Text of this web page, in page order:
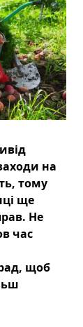
на
тому
ще
Не
час
щоб